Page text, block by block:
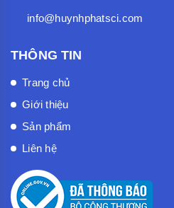
info@huynhphatsci.com
THÔNG TIN
Trang chủ
Giới thiệu
Sản phẩm
Liên hệ